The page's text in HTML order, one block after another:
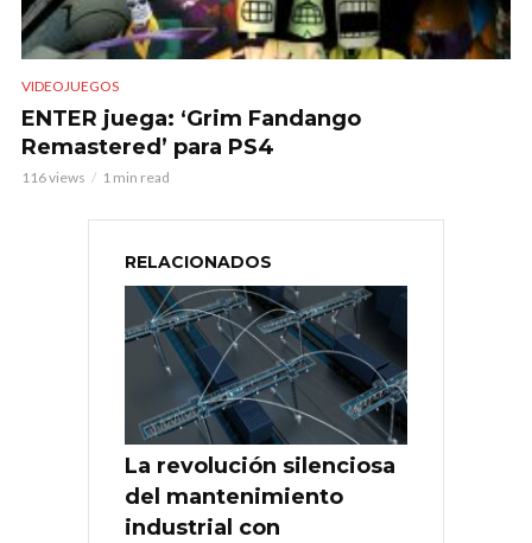
VIDEOJUEGOS
ENTER juega: ‘Grim Fandango
Remastered’ para PS4
116 views 1 min read
RELACIONADOS
La revolución silenciosa
del mantenimiento
industrial con